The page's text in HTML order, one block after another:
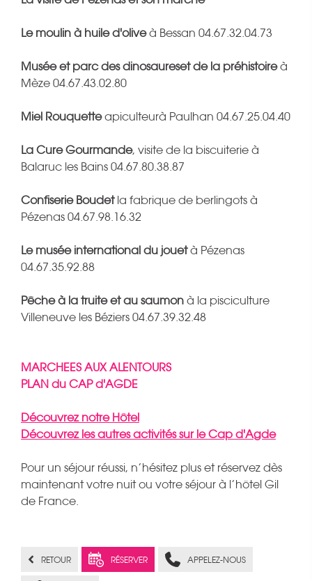
Le moulin à huile d'oliveà Bessan 04.67.32.04.73
Musée et parc des dinosaureset de la préhistoireà
Mèze 04.67.43.02.80
Miel Rouquetteapiculteurà Paulhan 04.67.25.04.40
La Cure Gourmande, visite de la biscuiterie à
Balaruc les Bains 04.67.80.38.87
Confiserie Boudetla fabrique de berlingots à
Pézenas 04.67.98.16.32
Le musée international du jouetà Pézenas
04.67.35.92.88
Pêche à la truite et au saumon à la pisciculture
Villeneuve les Béziers 04.67.39.32.48
MARCHEES AUX ALENTOURS
PLAN du CAP d'AGDE
Découvrez notre Hôtel
Découvrez les autres activités sur le Cap d'Agde
Pour un séjour réussi, n’hésitez plus et réservez dès
maintenant votre nuit ou votre séjour à l’hôtel Gil
de France.
RETOUR RÉSERVER APPELEZ-NOUS